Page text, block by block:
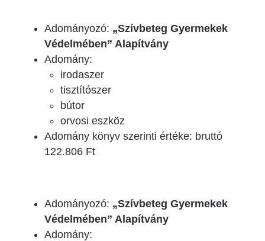
Adományozó: „Szívbeteg Gyermekek
Védelmében” Alapítvány
Adomány:
irodaszer
tisztítószer
bútor
orvosi eszköz
Adomány könyv szerinti értéke: bruttó
122.806 Ft
Adományozó: „Szívbeteg Gyermekek
Védelmében” Alapítvány
Adomány: